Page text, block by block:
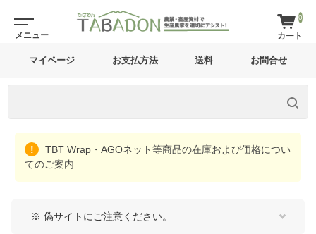
0
マイページ お支払方法 送料 お問合せ
TBT Wrap・AGOネット等商品の在庫および価格につい
てのご案内
※ 偽サイトにご注意ください。